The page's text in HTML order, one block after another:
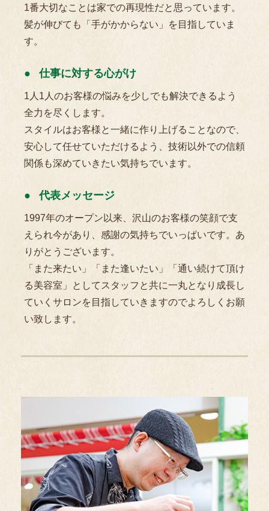
1番大切なことは家での再現性だと思っています。
髪が伸びても「手がかからない」を目指していま
す。
仕事に対する心がけ
1人1人のお客様の悩みを少しでも解決できるよう
全力を尽くします。
スタイルはお客様と一緒に作り上げることなので、
安心して任せていただけるよう、技術以外での信頼
関係も深めていきたい気持ちでいます。
代表メッセージ
1997年のオープン以来、沢山のお客様の笑顔で支
えられ今があり、感謝の気持ちでいっぱいです。あ
りがとうございます。
「また来たい」「また逢いたい」「通い続けて頂け
る美容室」としてスタッフと共に一丸となり成長し
ていくサロンを目指していきますのでよろしくお願
い致します。